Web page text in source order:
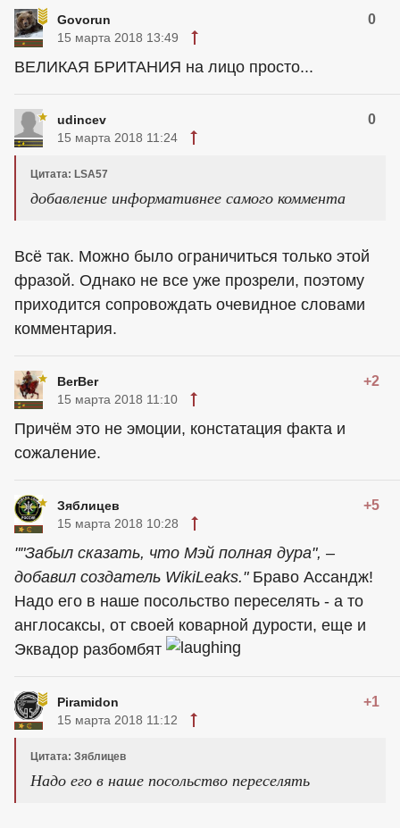
Govorun 0
15 марта 2018 13:49
ВЕЛИКАЯ БРИТАНИЯ на лицо просто...
udincev 0
15 марта 2018 11:24
Цитата: LSA57
добавление информативнее самого коммента
Всё так. Можно было ограничиться только этой
фразой. Однако не все уже прозрели, поэтому
приходится сопровождать очевидное словами
комментария.
BerBer +2
15 марта 2018 11:10
Причём это не эмоции, констатация факта и
сожаление.
Зяблицев +5
15 марта 2018 10:28
""Забыл сказать, что Мэй полная дура", –
добавил создатель WikiLeaks."Браво Ассандж!
Надо его в наше посольство переселять - а то
англосаксы, от своей коварной дурости, еще и
Эквадор разбомбят
Piramidon +1
15 марта 2018 11:12
Цитата: Зяблицев
Надо его в наше посольство переселять